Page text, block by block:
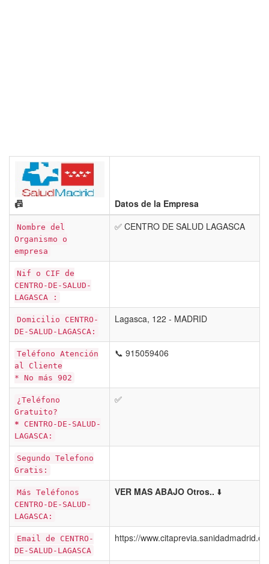
📠 Datos de la Empresa
Nombre del
Organismo o
empresa
✅ CENTRO DE SALUD LAGASCA
Nif o CIF de
CENTRO-DE-SALUD-
LAGASCA :
Domicilio CENTRO-
DE-SALUD-LAGASCA:
Lagasca, 122 - MADRID
Teléfono Atención
al Cliente
* No más 902
📞 915059406
¿Teléfono
Gratuito?
* CENTRO-DE-SALUD-
LAGASCA:
✅
Segundo Telefono
Gratis:
Más Teléfonos
CENTRO-DE-SALUD-
LAGASCA:
VER MAS ABAJO Otros.. ⬇️
Email de CENTRO-
DE-SALUD-LAGASCA
https://